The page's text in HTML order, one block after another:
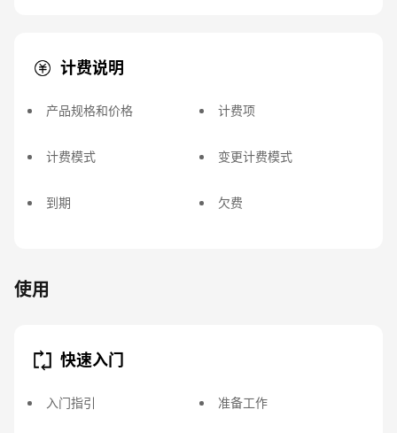
计费说明
产品规格和价格 计费项
计费模式 变更计费模式
到期 欠费
使用
快速入门
入门指引 准备工作